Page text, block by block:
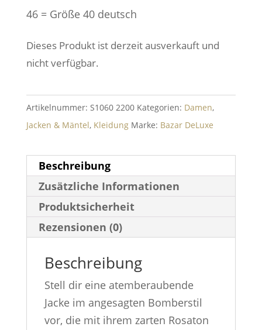
46 = Größe 40 deutsch
Dieses Produkt ist derzeit ausverkauft und
nicht verfügbar.
Artikelnummer: S1060 2200 Kategorien: Damen,
Jacken & Mäntel, Kleidung Marke: Bazar DeLuxe
Beschreibung
Zusätzliche Informationen
Produktsicherheit
Rezensionen (0)
Beschreibung
Stell dir eine atemberaubende
Jacke im angesagten Bomberstil
vor, die mit ihrem zarten Rosaton